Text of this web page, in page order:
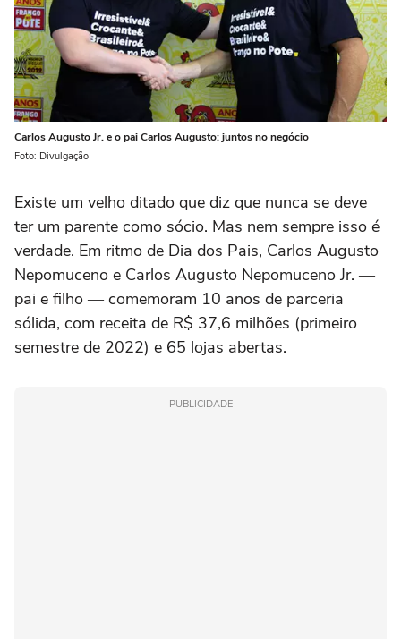
Carlos Augusto Jr. e o pai Carlos Augusto: juntos no negócio
Foto: Divulgação
Existe um velho ditado que diz que nunca se deve
ter um parente como sócio. Mas nem sempre isso é
verdade. Em ritmo de Dia dos Pais, Carlos Augusto
Nepomuceno e Carlos Augusto Nepomuceno Jr. ―
pai e filho ― comemoram 10 anos de parceria
sólida, com receita de R$ 37,6 milhões (primeiro
semestre de 2022) e 65 lojas abertas.
PUBLICIDADE